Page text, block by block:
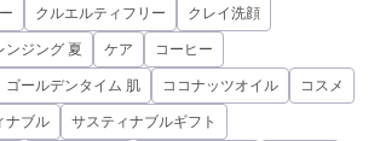
クルエルティフリー クレイ洗顔
ンジング 夏 ケア コーヒー
ゴールデンタイム 肌 ココナッツオイル コスメ
ナブル サスティナブルギフト